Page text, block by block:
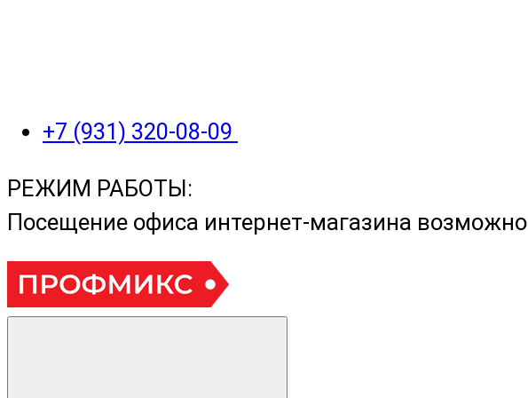
+7 (931) 320-08-09
РЕЖИМ РАБОТЫ:
Посещение офиса интернет-магазина возможно